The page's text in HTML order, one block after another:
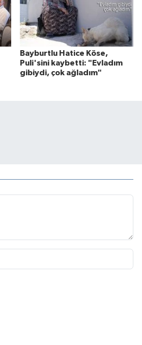
Bayburtlu Hatice Köse,
Puli'sini kaybetti: "Evladım
gibiydi, çok ağladım"